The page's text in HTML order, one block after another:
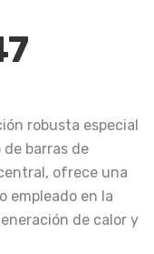
robusta especial
barras de
ofrece una
empleado en la
de calor y